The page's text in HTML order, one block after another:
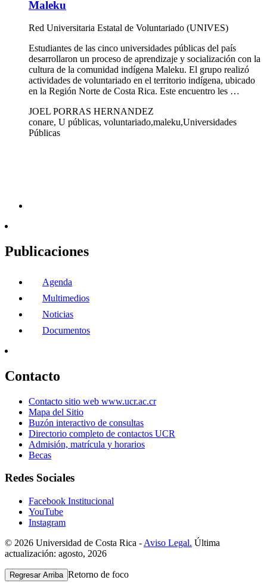
Maleku
Red Universitaria Estatal de Voluntariado (UNIVES)
Estudiantes de las cinco universidades públicas del país
desarrollaron un proceso de aprendizaje y socialización con la
cultura de la comunidad indígena Maleku. El grupo realizó
actividades de voluntariado en el territorio indígena, ubicado
en la Región Norte de Costa Rica. Este encuentro les …
JOEL PORRAS HERNANDEZ
conare, U públicas, voluntariado,maleku,Universidades
Públicas
Publicaciones
Agenda
Multimedios
Noticias
Documentos
Contacto
Contacto sitio web www.ucr.ac.cr
Mapa del Sitio
Buzón interactivo de consultas
Directorio completo de contactos UCR
Admisión, matrícula y horarios
Becas
Redes Sociales
Facebook Institucional
YouTube
Instagram
© 2026 Universidad de Costa Rica - Aviso Legal. Última
actualización: agosto, 2026
Regresar Arriba Retorno de foco